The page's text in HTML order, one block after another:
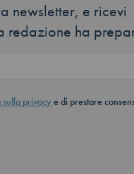
newsletter, e ricevi
redazione ha
sulla privacye di prestare